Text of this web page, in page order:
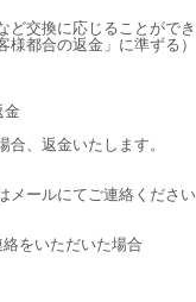
ど交換に応じることがで
様都合の返金」に準ずる）
金
合、返金いたします。
ールにてご連絡ください
をいただいた場合